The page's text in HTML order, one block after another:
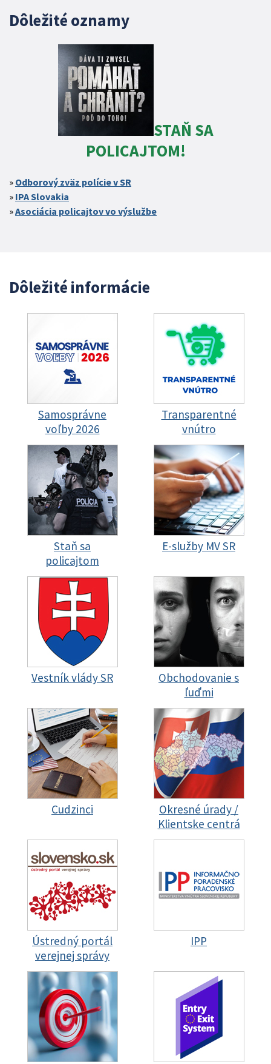
Dôležité oznamy
STAŇ SA
POLICAJTOM!
Odborový zväz polície v SR
IPA Slovakia
Asociácia policajtov vo výslužbe
Dôležité informácie
Samosprávne
voľby 2026
Transparentné
vnútro
Staň sa
policajtom
E-služby MV SR
Vestník vlády SR
Obchodovanie s
ľuďmi
Cudzinci
Okresné úrady /
Klientske centrá
Ústredný portál
verejnej správy
IPP